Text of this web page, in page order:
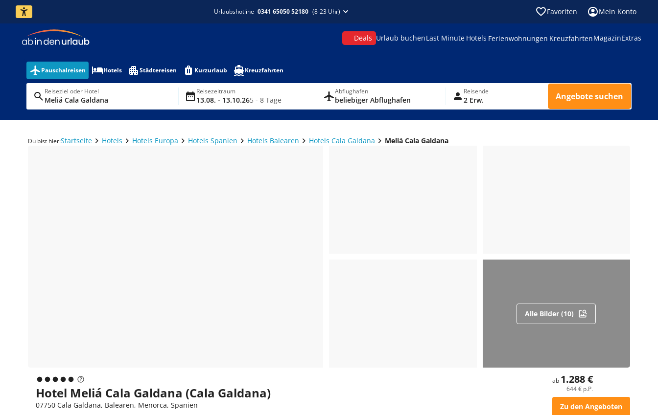
Urlaubshotline 0341 65050 52180 (8-23 Uhr) Favoriten Mein Konto
Deals Urlaub buchenLast Minute Hotels Ferienwohnungen KreuzfahrtenMagazinExtras
Pauschalreisen Hotels Städtereisen Kurzurlaub Kreuzfahrten
Reiseziel oder Hotel
Meliá Cala Galdana
Reisezeitraum
13.08. - 13.10.265 - 8 Tage
Abflughafen
beliebiger Abflughafen
Reisende
2 Erw. Angebote suchen
Du bist hier:Startseite Hotels Hotels Europa Hotels Spanien Hotels Balearen Hotels Cala Galdana Meliá Cala Galdana
Alle Bilder (10)
Hotel Meliá Cala Galdana (Cala Galdana)
07750 Cala Galdana, Balearen, Menorca, Spanien
ab 1.288 €
644 € p.P.
Zu den Angeboten